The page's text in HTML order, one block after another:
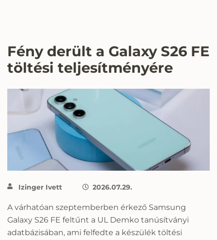
Fény derült a Galaxy S26 FE
töltési teljesítményére
Izinger Ivett 2026.07.29.
A várhatóan szeptemberben érkező Samsung
Galaxy S26 FE feltűnt a UL Demko tanúsítványi
adatbázisában, ami felfedte a készülék töltési